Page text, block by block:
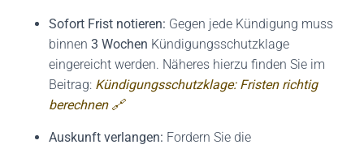
Sofort Frist notieren: Gegen jede Kündigung muss
binnen 3 Wochen Kündigungsschutzklage
eingereicht werden. Näheres hierzu finden Sie im
Beitrag: Kündigungsschutzklage: Fristen richtig
berechnen 🔗
Auskunft verlangen: Fordern Sie die